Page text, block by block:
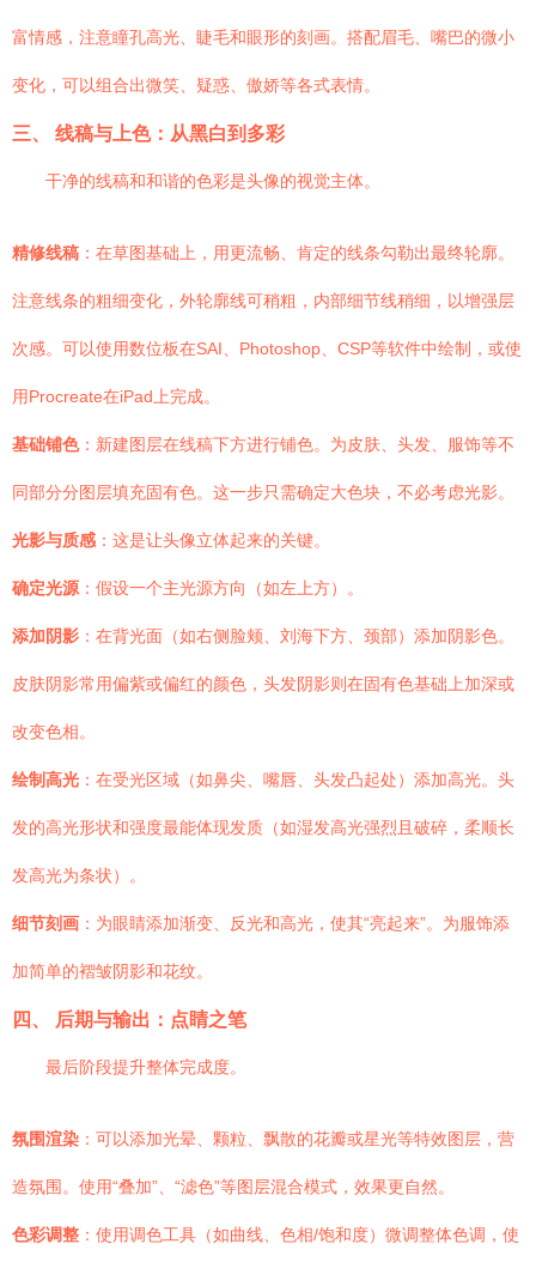
富情感，注意瞳孔高光、睫毛和眼形的刻画。搭配眉毛、嘴巴的微小
变化，可以组合出微笑、疑惑、傲娇等各式表情。
三、 线稿与上色：从黑白到多彩
干净的线稿和和谐的色彩是头像的视觉主体。
精修线稿 ：在草图基础上，用更流畅、肯定的线条勾勒出最终轮廓。
注意线条的粗细变化，外轮廓线可稍粗，内部细节线稍细，以增强层
次感。可以使用数位板在SAI、Photoshop、CSP等软件中绘制，或使
用Procreate在iPad上完成。
基础铺色：新建图层在线稿下方进行铺色。为皮肤、头发、服饰等不
同部分分图层填充固有色。这一步只需确定大色块，不必考虑光影。
光影与质感 ：这是让头像立体起来的关键。
确定光源 ：假设一个主光源方向（如左上方）。
添加阴影 ：在背光面（如右侧脸颊、刘海下方、颈部）添加阴影色。
皮肤阴影常用偏紫或偏红的颜色，头发阴影则在固有色基础上加深或
改变色相。
绘制高光 ：在受光区域（如鼻尖、嘴唇、头发凸起处）添加高光。头
发的高光形状和强度最能体现发质（如湿发高光强烈且破碎，柔顺长
发高光为条状）。
细节刻画 ：为眼睛添加渐变、反光和高光，使其“亮起来”。为服饰添
加简单的褶皱阴影和花纹。
四、 后期与输出：点睛之笔
最后阶段提升整体完成度。
氛围渲染 ：可以添加光晕、颗粒、飘散的花瓣或星光等特效图层，营
造氛围。使用“叠加”、“滤色”等图层混合模式，效果更自然。
色彩调整 ：使用调色工具（如曲线、色相/饱和度）微调整体色调，使